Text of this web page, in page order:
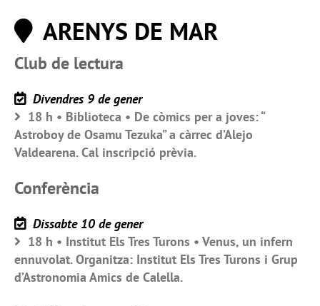
ARENYS DE MAR
Club de lectura
Divendres 9 de gener
18 h • Biblioteca • De còmics per a joves: “
Astroboy de Osamu Tezuka” a càrrec d’Alejo
Valdearena. Cal inscripció prèvia.
Conferència
Dissabte 10 de gener
18 h • Institut Els Tres Turons • Venus, un infern
ennuvolat. Organitza: Institut Els Tres Turons i Grup
d’Astronomia Amics de Calella.